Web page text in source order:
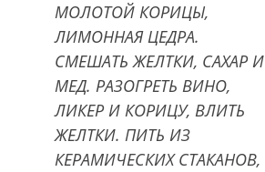
МОЛОТОЙ КОРИЦЫ,
ЛИМОННАЯ ЦЕДРА.
СМЕШАТЬ ЖЕЛТКИ, САХАР И
МЕД. РАЗОГРЕТЬ ВИНО,
ЛИКЕР И КОРИЦУ, ВЛИТЬ
ЖЕЛТКИ. ПИТЬ ИЗ
КЕРАМИЧЕСКИХ СТАКАНОВ,